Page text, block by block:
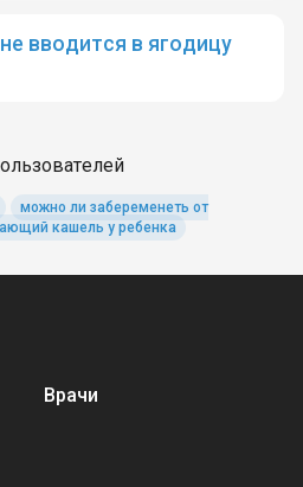
вводится в ягодицу
можно ли забеременеть от
кашель у ребенка
Врачи